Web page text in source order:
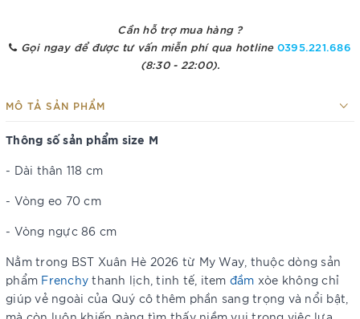
Cần hỗ trợ mua hàng ?
Gọi ngay để được tư vấn miễn phí qua hotline 0395.221.686
(8:30 - 22:00).
MÔ TẢ SẢN PHẨM
Thông số sản phẩm size M
- Dài thân 118 cm
- Vòng eo 70 cm
- Vòng ngực 86 cm
Nằm trong BST Xuân Hè 2026 từ My Way, thuộc dòng sản
phẩm Frenchy thanh lịch, tinh tế, item đầm xòe không chỉ
giúp vẻ ngoài của Quý cô thêm phần sang trọng và nổi bật,